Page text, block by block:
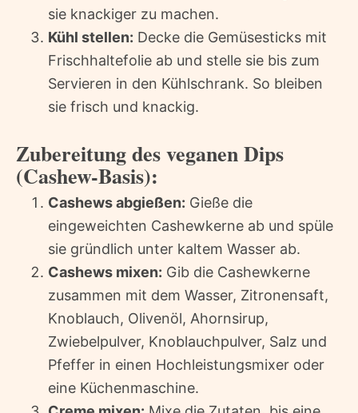
sie knackiger zu machen.
Kühl stellen: Decke die Gemüsesticks mit
Frischhaltefolie ab und stelle sie bis zum
Servieren in den Kühlschrank. So bleiben
sie frisch und knackig.
Zubereitung des veganen Dips
(Cashew-Basis):
Cashews abgießen: Gieße die
eingeweichten Cashewkerne ab und spüle
sie gründlich unter kaltem Wasser ab.
Cashews mixen: Gib die Cashewkerne
zusammen mit dem Wasser, Zitronensaft,
Knoblauch, Olivenöl, Ahornsirup,
Zwiebelpulver, Knoblauchpulver, Salz und
Pfeffer in einen Hochleistungsmixer oder
eine Küchenmaschine.